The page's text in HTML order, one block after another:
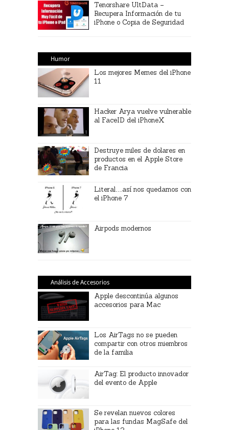
Tenorshare UltData –
Recupera Información de tu
iPhone o Copia de Seguridad
Humor
Los mejores Memes del iPhone
11
Hacker Arya vuelve vulnerable
al FaceID del iPhoneX
Destruye miles de dolares en
productos en el Apple Store
de Francia
Literal…así nos quedamos con
el iPhone 7
Airpods modernos
Análisis de Accesorios
Apple descontinúa algunos
accesorios para Mac
Los AirTags no se pueden
compartir con otros miembros
de la familia
AirTag: El producto innovador
del evento de Apple
Se revelan nuevos colores
para las fundas MagSafe del